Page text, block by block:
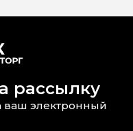
рассылку
ваш электронный